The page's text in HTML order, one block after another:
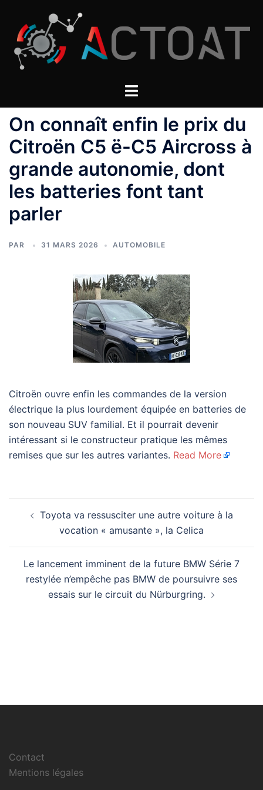
contenu
On connaît enfin le prix du
Citroën C5 ë-C5 Aircross à
grande autonomie, dont
les batteries font tant
parler
PAR 31 MARS 2026 AUTOMOBILE
Citroën ouvre enfin les commandes de la version
électrique la plus lourdement équipée en batteries de
son nouveau SUV familial. Et il pourrait devenir
intéressant si le constructeur pratique les mêmes
remises que sur les autres variantes. Read More
d’articleToyota va ressusciter une autre voiture à la
vocation « amusante », la Celica
Le lancement imminent de la future BMW Série 7
restylée n’empêche pas BMW de poursuivre ses
essais sur le circuit du Nürburgring.
Contact
Mentions légales